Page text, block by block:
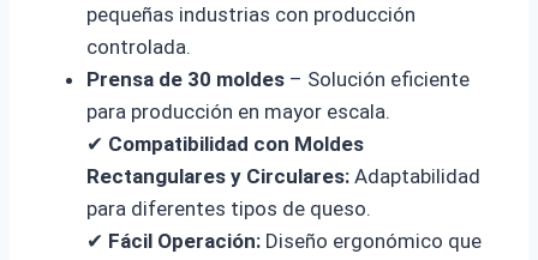
pequeñas industrias con producción
controlada.
Prensa de 30 moldes – Solución eficiente
para producción en mayor escala.
✔ Compatibilidad con Moldes
Rectangulares y Circulares: Adaptabilidad
para diferentes tipos de queso.
✔ Fácil Operación: Diseño ergonómico que